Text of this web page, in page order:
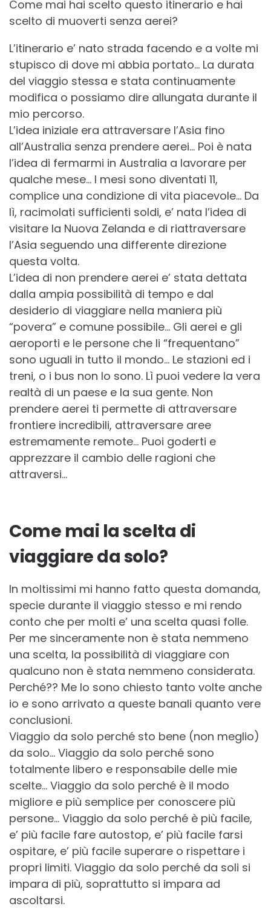
Come mai hai scelto questo itinerario e hai
scelto di muoverti senza aerei?
L’itinerario e’ nato strada facendo e a volte mi
stupisco di dove mi abbia portato… La durata
del viaggio stessa e stata continuamente
modifica o possiamo dire allungata durante il
mio percorso.
L’idea iniziale era attraversare l’Asia fino
all’Australia senza prendere aerei… Poi è nata
l’idea di fermarmi in Australia a lavorare per
qualche mese… I mesi sono diventati 11,
complice una condizione di vita piacevole… Da
lì, racimolati sufficienti soldi, e’ nata l’idea di
visitare la Nuova Zelanda e di riattraversare
l’Asia seguendo una differente direzione
questa volta.
L’idea di non prendere aerei e’ stata dettata
dalla ampia possibilità di tempo e dal
desiderio di viaggiare nella maniera più
“povera” e comune possibile… Gli aerei e gli
aeroporti e le persone che li “frequentano”
sono uguali in tutto il mondo… Le stazioni ed i
treni, o i bus non lo sono. Lì puoi vedere la vera
realtà di un paese e la sua gente. Non
prendere aerei ti permette di attraversare
frontiere incredibili, attraversare aree
estremamente remote… Puoi goderti e
apprezzare il cambio delle ragioni che
attraversi…
Come mai la scelta di
viaggiare da solo?
In moltissimi mi hanno fatto questa domanda,
specie durante il viaggio stesso e mi rendo
conto che per molti e’ una scelta quasi folle.
Per me sinceramente non è stata nemmeno
una scelta, la possibilità di viaggiare con
qualcuno non è stata nemmeno considerata.
Perché?? Me lo sono chiesto tanto volte anche
io e sono arrivato a queste banali quanto vere
conclusioni.
Viaggio da solo perché sto bene (non meglio)
da solo… Viaggio da solo perché sono
totalmente libero e responsabile delle mie
scelte… Viaggio da solo perché è il modo
migliore e più semplice per conoscere più
persone… Viaggio da solo perché è più facile,
e’ più facile fare autostop, e’ più facile farsi
ospitare, e’ più facile superare o rispettare i
propri limiti. Viaggio da solo perché da soli si
impara di più, soprattutto si impara ad
ascoltarsi.